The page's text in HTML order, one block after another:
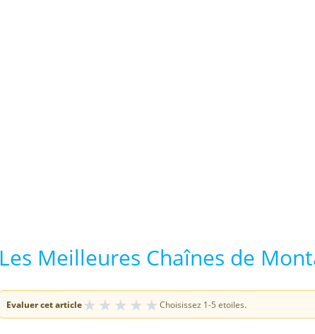
Les Meilleures Chaînes de
Evaluer cet article★ ★ ★ ★ ★ Choisissez 1-5 etoiles.